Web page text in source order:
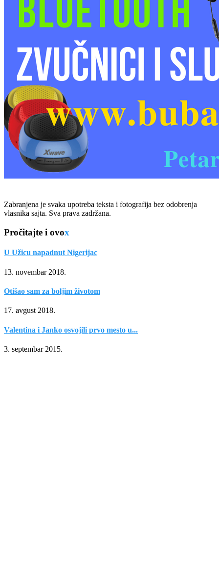
Zabranjena je svaka upotreba teksta i fotografija bez odobrenja
vlasnika sajta. Sva prava zadržana.
Pročitajte i ovox
U Užicu napadnut Nigerijac
13. novembar 2018.
Otišao sam za boljim životom
17. avgust 2018.
Valentina i Janko osvojili prvo mesto u...
3. septembar 2015.